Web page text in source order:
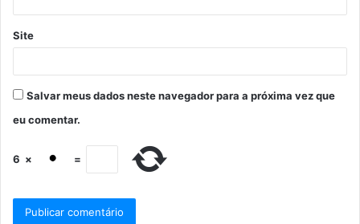
Site
Salvar meus dados neste navegador para a próxima vez que
eu comentar.
6 × =